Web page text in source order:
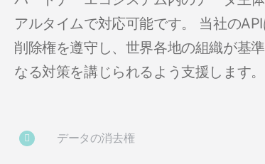
アルタイムで対応可能です。 当社の
削除権を遵守し、世界各地の組織が基
なる対策を講じられるよう支援します。
データの消去権